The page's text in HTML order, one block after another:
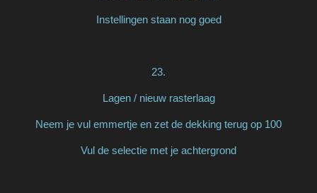
Instellingen staan nog goed
23.
Lagen / nieuw rasterlaag
Neem je vul emmertje en zet de dekking terug op 100
Vul de selectie met je achtergrond